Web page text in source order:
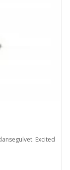
Excited